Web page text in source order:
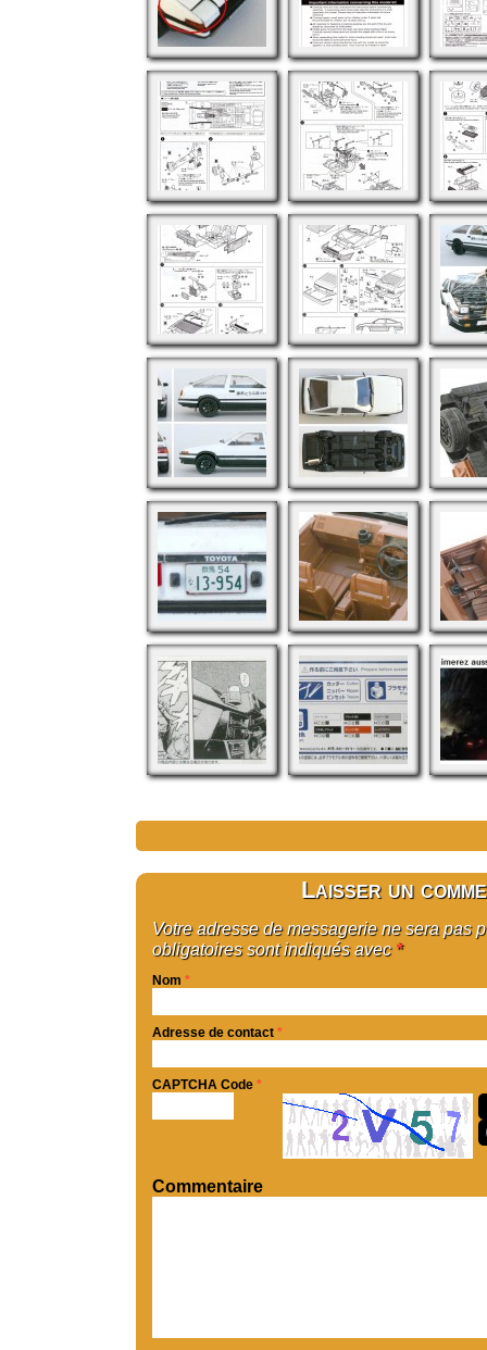
Laisser un
Votre adresse de messagerie ne sera pas
obligatoires sont indiqués avec *
Nom *
Adresse de contact *
CAPTCHA Code *
Commentaire